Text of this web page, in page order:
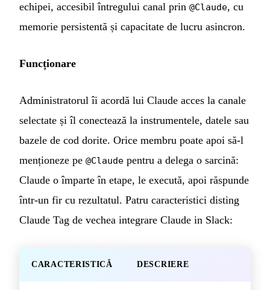
echipei, accesibil întregului canal prin @Claude, cu
memorie persistentă și capacitate de lucru asincron.
Funcționare
Administratorul îi acordă lui Claude acces la canale
selectate și îl conectează la instrumentele, datele sau
bazele de cod dorite. Orice membru poate apoi să-l
menționeze pe @Claude pentru a delega o sarcină:
Claude o împarte în etape, le execută, apoi răspunde
într-un fir cu rezultatul. Patru caracteristici disting
Claude Tag de vechea integrare Claude in Slack:
CARACTERISTICĂ DESCRIERE